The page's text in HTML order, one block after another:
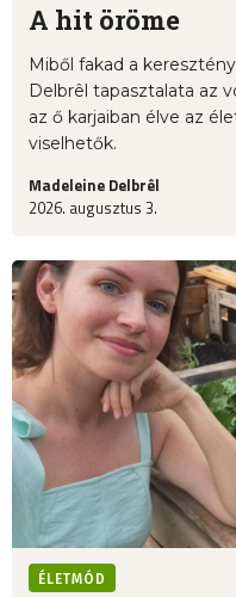
A hit öröme
Miből fakad a
Delbrêl tapasztalata az
az ő karjaiban élve az
viselhetők.
Madeleine Delbrêl
2026. augusztus 3.
ÉLETMÓD